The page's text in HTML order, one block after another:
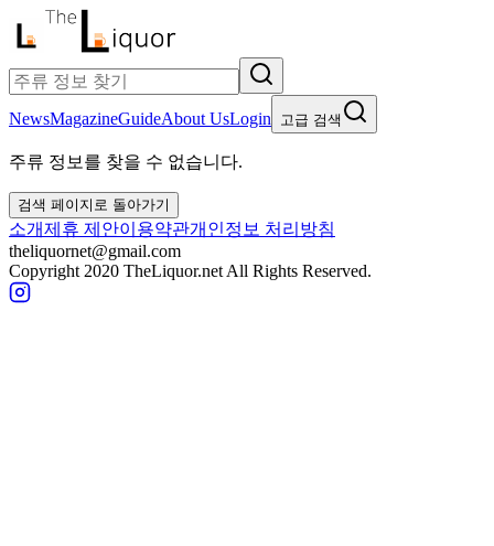
NewsMagazineGuideAbout UsLogin 고급 검색
주류 정보를 찾을 수 없습니다.
검색 페이지로 돌아가기
소개제휴 제안이용약관개인정보 처리방침
theliquornet@gmail.com
Copyright 2020 TheLiquor.net All Rights Reserved.